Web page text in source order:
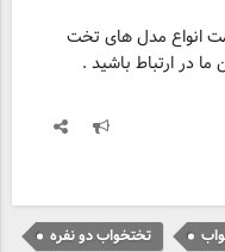
انواع مدل های تخت
در ارتباط باشید .
تختخواب دو نفره